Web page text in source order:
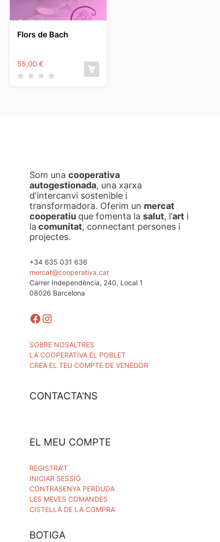
Flors de Bach
55,00 €
Som una cooperativa
autogestionada, una xarxa
d'intercanvi sostenible i
transformadora. Oferim un mercat
cooperatiu que fomenta la salut, l’art i
la comunitat, connectant persones i
projectes.
+34 635 031 636
mercat@cooperativa.cat
Carrer Independència, 240, Local 1
08026 Barcelona
Facebook
Instagram
SOBRE NOSALTRES
LA COOPERATIVA EL POBLET
CREA EL TEU COMPTE DE VENEDOR
CONTACTA'NS
EL MEU COMPTE
REGISTRA'T
INICIAR SESSIÓ
CONTRASENYA PERDUDA
LES MEVES COMANDES
CISTELLA DE LA COMPRA
BOTIGA